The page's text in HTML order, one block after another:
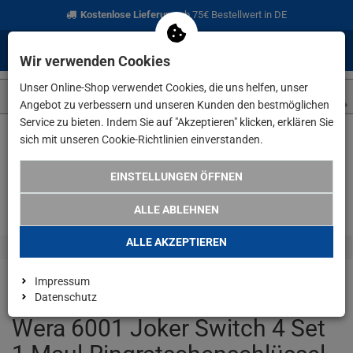
Kostenlose Lieferungab 75€ Bestellwert in DE
Wera 6001 Joker Switch 4 Set
Wir verwenden Cookies
Unser Online-Shop verwendet Cookies, die uns helfen, unser
Angebot zu verbessern und unseren Kunden den bestmöglichen
Service zu bieten. Indem Sie auf "Akzeptieren" klicken, erklären Sie
sich mit unseren Cookie-Richtlinien einverstanden.
EINSTELLUNGEN ÖFFNEN
ALLE ABLEHNEN
ALLE AKZEPTIEREN
Impressum
Datenschutz